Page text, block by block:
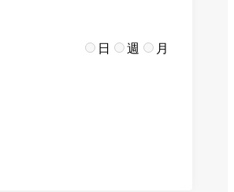
日 週 月